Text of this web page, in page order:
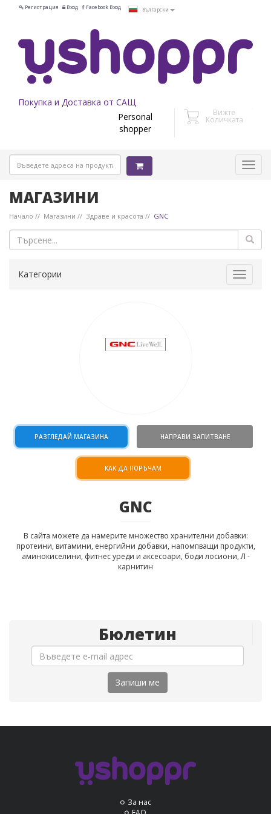
Регистрация Вход Facebook Вход Български
Покупка и Доставка от САЩ
Personal
shopper
Вижте
Количката
МАГАЗИНИ
Начало Магазини Здраве и красота GNC
Toggle
Категории
РАЗГЛЕДАЙ МАГАЗИНА НАПРАВИ ЗАПИТВАНЕ
КАК ДА ПОРЪЧАМ
GNC
В сайта можете да намерите множество хранителни добавки:
протеини, витамини, енергийни добавки, напомпващи продукти,
аминокиселини, фитнес уреди и аксесоари, боди лосиони, Л -
карнитин
Бюлетин
Запиши ме
За нас